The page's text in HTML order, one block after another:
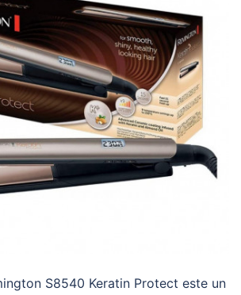
S8540 Keratin Protect este un